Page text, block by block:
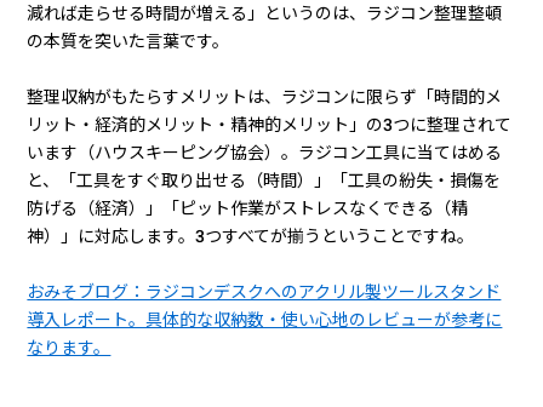
減れば走らせる時間が増える」というのは、ラジコン整理整頓
の本質を突いた言葉です。
整理収納がもたらすメリットは、ラジコンに限らず「時間的メ
リット・経済的メリット・精神的メリット」の3つに整理されて
います（ハウスキーピング協会）。ラジコン工具に当てはめる
と、「工具をすぐ取り出せる（時間）」「工具の紛失・損傷を
防げる（経済）」「ピット作業がストレスなくできる（精
神）」に対応します。3つすべてが揃うということですね。
おみそブログ：ラジコンデスクへのアクリル製ツールスタンド
導入レポート。具体的な収納数・使い心地のレビューが参考に
なります。